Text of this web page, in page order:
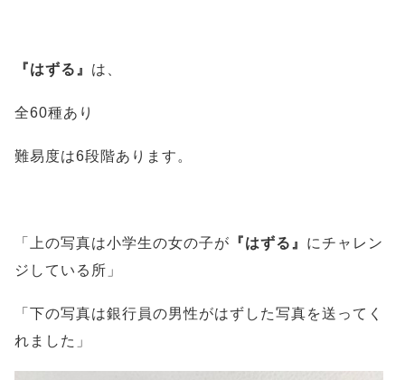
『はずる』 は、
全60種あり
難易度は6段階あります。
「上の写真は小学生の女の子が 『はずる』 にチャレン
ジしている所」
「下の写真は銀行員の男性がはずした写真を送ってく
れました」